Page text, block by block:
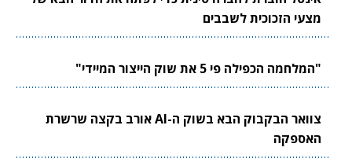
מצעי הזכוכית לשבבים
"המלחמה הכפילה פי 5 את שוק הייצור המיידי"
צוואר הבקבוק הבא בשוק ה-AI אורב בקצה שרשרת
האספקה